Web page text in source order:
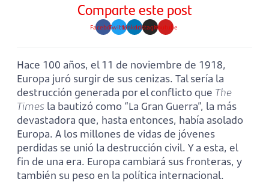
Comparte este post
FacebookTwitterLinkedinInstagramYoutube
Hace 100 años, el 11 de noviembre de 1918,
Europa juró surgir de sus cenizas. Tal sería la
destrucción generada por el conflicto que The
Times la bautizó como “La Gran Guerra”, la más
devastadora que, hasta entonces, había asolado
Europa. A los millones de vidas de jóvenes
perdidas se unió la destrucción civil. Y a esta, el
fin de una era. Europa cambiará sus fronteras, y
también su peso en la política internacional.